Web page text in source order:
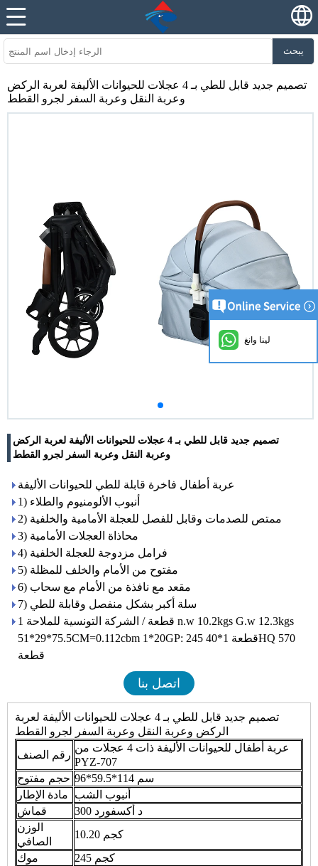
يبحث
تصميم جديد قابل للطي بـ 4 عجلات للحيوانات الأليفة لعربة الركض
وعربة النقل وعربة السفر لجرو القطط
تصميم جديد قابل للطي بـ 4 عجلات للحيوانات الأليفة لعربة الركض
وعربة النقل وعربة السفر لجرو القطط
عربة أطفال فاخرة قابلة للطي للحيوانات الأليفة
1) أنبوب الألومنيوم والطلاء
2) ممتص للصدمات وقابل للفصل للعجلة الأمامية والخلفية
3) محاذاة العجلات الأمامية
4) فرامل مزدوجة للعجلة الخلفية
5) مفتوح من الأمام والخلف للمظلة
6) مقعد مع نافذة من الأمام مع سحاب
7) سلة أكبر بشكل منفصل وقابلة للطي
1 قطعة / الشركة التونسية للملاحة n.w 10.2kgs G.w 12.3kgs
51*29*75.5CM=0.112cbm 1*20GP: 245 قطعة 1*40HQ 570
قطعة
اتصل بنا
تصميم جديد قابل للطي بـ 4 عجلات للحيوانات الأليفة لعربة
الركض وعربة النقل وعربة السفر لجرو القطط
رقم الصنف
عربة أطفال للحيوانات الأليفة ذات 4 عجلات من
PYZ-707
حجم مفتوح
96*59.5*114 سم
مادة الإطار
أنبوب الشب
قماش
300 د أكسفورد
الوزن
الصافي
10.20 كجم
موك
245 كجم
لينا وانغ